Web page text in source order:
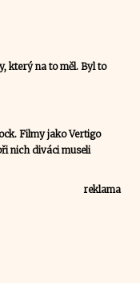
který na to měl. Byl to
Filmy jako Vertigo
nich diváci museli
reklama